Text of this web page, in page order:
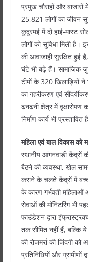
प्रमुख चौराहों और
25,821 लोगों का जीवन
कुदुरमई में दो हाई-मास्ट
लोगों को सुविधा मिली है।
की आवाजाही सुरक्षित हुई
घंटे भी बढ़े हैं। सामाजिक
टीमों के 320 खिलाड़ियों ने
का गहरीकरण एवं
ढनढनी क्षेत्र में वृक्षारोपण
निर्माण कार्य भी प्रस्तावित
महिला एवं बाल विकास को
स्थानीय आंगनवाड़ी केंद्रों
बैठने की व्यवस्था, खेल
कराने के चलते केंद्रों में
के कारण गर्भवती महिलाओं
सेवाओं की मॉनिटरिंग भी
फाउंडेशन द्वारा
तक सीमित नहीं हैं, बल्कि ये
की रोजमर्रा की जिंदगी
प्रतिनिधियों और ग्रामीणों